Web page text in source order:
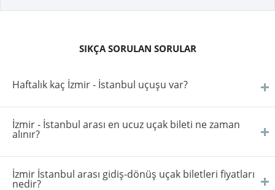
SIKÇA SORULAN SORULAR
Haftalık kaç İzmir - İstanbul uçuşu var?
İzmir - İstanbul arası en ucuz uçak bileti ne zaman
alınır?
İzmir İstanbul arası gidiş-dönüş uçak biletleri fiyatları
nedir?